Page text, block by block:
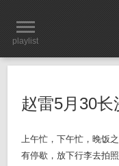
playlist
赵雷5月30长
上午忙，下午忙，晚饭
有停歇，放下行李去拍